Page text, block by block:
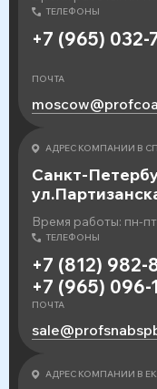
ТЕЛЕФОНЫ
+7 (965) 032-
ПОЧТА
АДРЕС КОМПАНИИ В
Санкт-
Время работы: пн-
ТЕЛЕФОНЫ
+7 (812) 982-
+7 (965) 096-
ПОЧТА
АДРЕС КОМПАНИИ В